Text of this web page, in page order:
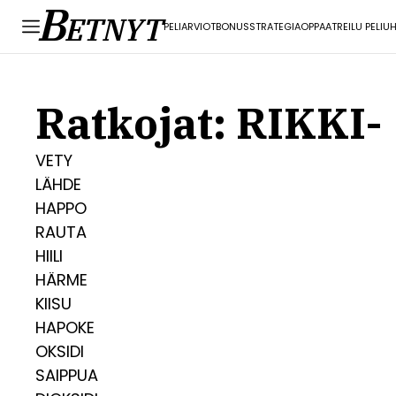
BETNYTPELIARVIOTBONUSSTRATEGIAOPPAATREILU PELI
Ratkojat: RIKKI-
VETY
LÄHDE
HAPPO
RAUTA
HIILI
HÄRME
KIISU
HAPOKE
OKSIDI
SAIPPUA